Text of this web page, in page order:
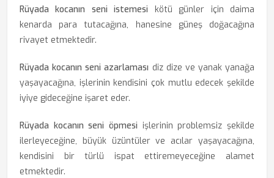
Rüyada kocanın seni istemesi kötü günler için daima
kenarda para tutacağına, hanesine güneş doğacağına
rivayet etmektedir.
Rüyada kocanın seni azarlaması diz dize ve yanak yanağa
yaşayacağına, işlerinin kendisini çok mutlu edecek şekilde
iyiye gideceğine işaret eder.
Rüyada kocanın seni öpmesi işlerinin problemsiz şekilde
ilerleyeceğine, büyük üzüntüler ve acılar yaşayacağına,
kendisini bir türlü ispat ettiremeyeceğine alamet
etmektedir.